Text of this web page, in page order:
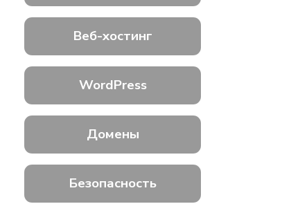
Веб-хостинг
WordPress
Домены
Безопасность